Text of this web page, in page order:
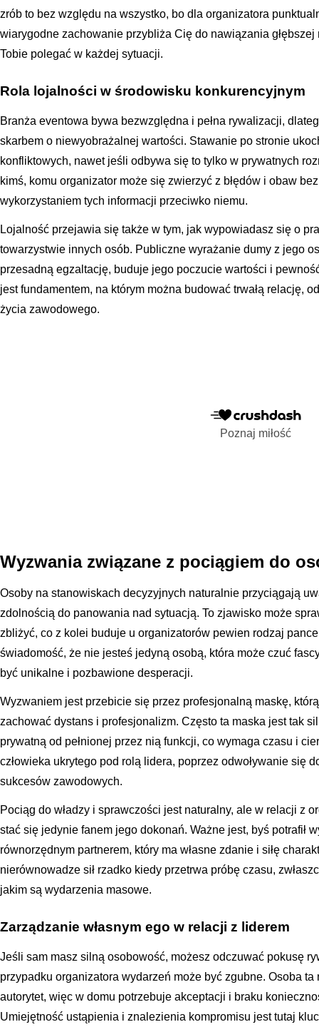
zrób to bez względu na wszystko, bo dla organizatora
wiarygodne zachowanie przybliża Cię do nawiązania
Tobie polegać w każdej sytuacji.
Rola lojalności w środowisku konkurencyjnym
Branża eventowa bywa bezwzględna i pełna rywalizacji,
skarbem o niewyobrażalnej wartości. Stawanie po stronie
konfliktowych, nawet jeśli odbywa się to tylko w prywatnych
kimś, komu organizator może się zwierzyć z błędów i obaw
wykorzystaniem tych informacji przeciwko niemu.
Lojalność przejawia się także w tym, jak wypowiadasz się o
towarzystwie innych osób. Publiczne wyrażanie dumy z jego
przesadną egzaltację, buduje jego poczucie wartości i
jest fundamentem, na którym można budować trwałą relację,
życia zawodowego.
Poznaj miłość
Wyzwania związane z pociągiem do
Osoby na stanowiskach decyzyjnych naturalnie przyciągają
zdolnością do panowania nad sytuacją. To zjawisko może
zbliżyć, co z kolei buduje u organizatorów pewien rodzaj
świadomość, że nie jesteś jedyną osobą, która może czuć
być unikalne i pozbawione desperacji.
Wyzwaniem jest przebicie się przez profesjonalną maskę,
zachować dystans i profesjonalizm. Często ta maska jest tak
prywatną od pełnionej przez nią funkcji, co wymaga czasu i
człowieka ukrytego pod rolą lidera, poprzez odwoływanie się
sukcesów zawodowych.
Pociąg do władzy i sprawczości jest naturalny, ale w relacji z
stać się jedynie fanem jego dokonań. Ważne jest, byś potrafił
równorzędnym partnerem, który ma własne zdanie i siłę
nierównowadze sił rzadko kiedy przetrwa próbę czasu,
jakim są wydarzenia masowe.
Zarządzanie własnym ego w relacji z liderem
Jeśli sam masz silną osobowość, możesz odczuwać pokusę
przypadku organizatora wydarzeń może być zgubne. Osoba
autorytet, więc w domu potrzebuje akceptacji i braku
Umiejętność ustąpienia i znalezienia kompromisu jest tutaj